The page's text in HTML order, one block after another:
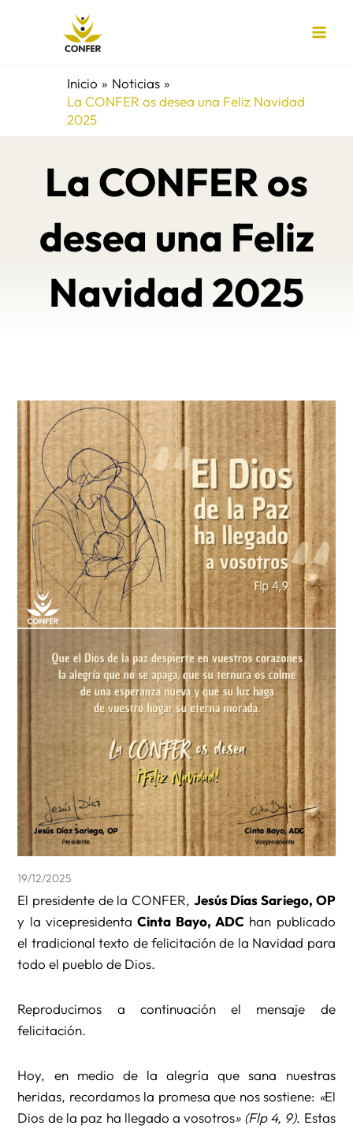
Inicio
Noticias
La CONFER os desea una Feliz Navidad
2025
La CONFER os
desea una Feliz
Navidad 2025
19/12/2025
El presidente de la CONFER, Jesús Días Sariego, OP
y la vicepresidentaCinta Bayo, ADChan publicado
el tradicional texto de felicitación de la Navidad para
todo el pueblo de Dios.
Reproducimos a continuación el mensaje de
felicitación.
Hoy, en medio de la alegría que sana nuestras
heridas, recordamos la promesa que nos sostiene: «El
Dios de la paz ha llegado a vosotros» (Flp 4, 9). Estas